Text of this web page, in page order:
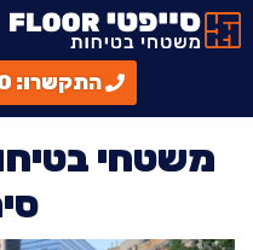
לדלג
לתוכן
התקשרו: 077-805-2400
משטחי